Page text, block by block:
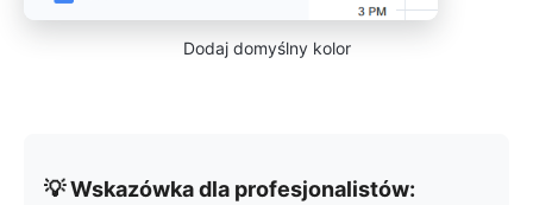
Dodaj domyślny kolor
💡 Wskazówka dla profesjonalistów: